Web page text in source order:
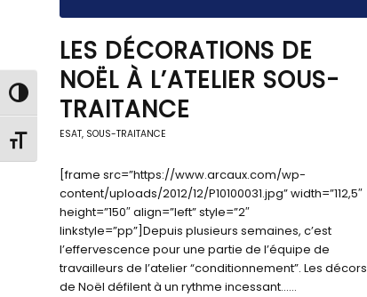
Passer en contraste élevé
Changer la taille de la police
LES DÉCORATIONS DE
NOËL À L’ATELIER SOUS-
TRAITANCE
ESAT, SOUS-TRAITANCE
[frame src=”https://www.arcaux.com/wp-
content/uploads/2012/12/P10100031.jpg” width=”112,5″
height=”150″ align=”left” style=”2″
linkstyle=”pp”]Depuis plusieurs semaines, c’est
l’effervescence pour une partie de l’équipe de
travailleurs de l’atelier “conditionnement”. Les décors
de Noël défilent à un rythme incessant……